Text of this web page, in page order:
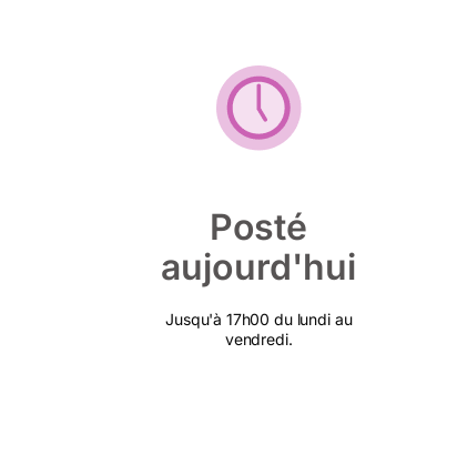
Posté
aujourd'hui
Jusqu'à 17h00 du lundi au
vendredi.